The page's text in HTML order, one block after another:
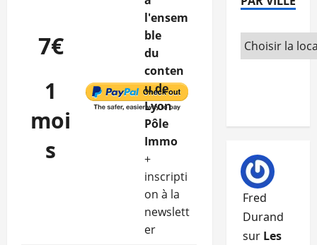
7€
1
moi
s
l'ensem
ble
du
conten
u de
Lyon
Pôle
Immo
+
inscripti
on à la
newslett
er
Fred
Durand
sur Les